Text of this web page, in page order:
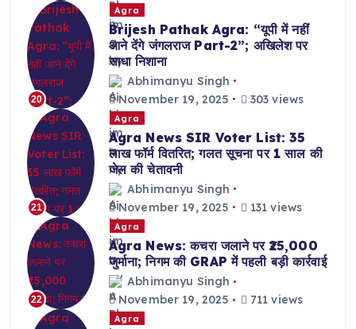
20
Agra
Brijesh Pathak Agra: “यूपी में नहीं
आने देंगे जंगलराज Part-2”; अखिलेश पर
साधा निशाना
Abhimanyu Singh
November 19, 2025
303 views
21
Agra
Agra News SIR Voter List: 35
लाख फॉर्म वितरित; गलत सूचना पर 1 साल की
जेल की चेतावनी
Abhimanyu Singh
November 19, 2025
131 views
22
Agra
Agra News: कचरा जलाने पर ₹25,000
जुर्माना; निगम की GRAP में पहली बड़ी कार्रवाई
Abhimanyu Singh
November 19, 2025
711 views
Agra